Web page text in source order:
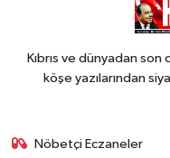
Kıbrıs ve dünyadan
köşe yazılarından
Nöbetçi Eczaneler